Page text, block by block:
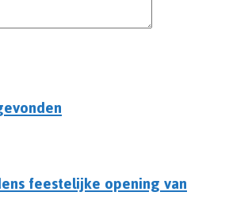
feestelijke opening van